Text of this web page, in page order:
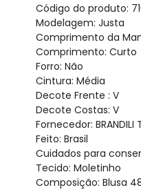
Código do produto:
Modelagem: Justa
Comprimento da
Comprimento: Curto
Forro: Não
Cintura: Média
Decote Frente : V
Decote Costas: V
Fornecedor:
Feito: Brasil
Cuidados para
Tecido: Moletinho
Composição: Blusa